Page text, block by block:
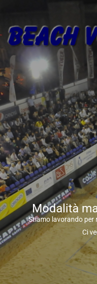
Modalità
Stiamo lavorando per
Ci